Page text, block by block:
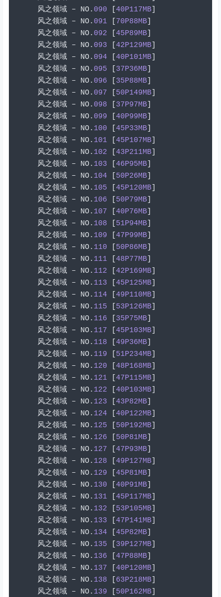
风之领域
– NO. 090 40P117MB]
风之领域
– NO. 091 70P88MB]
风之领域
– NO. 092 45P89MB]
风之领域
– NO. 093 42P129MB]
风之领域
– NO. 094 40P101MB]
风之领域
– NO. 095 37P36MB]
风之领域
– NO. 096 35P88MB]
风之领域
– NO. 097 50P149MB]
风之领域
– NO. 098 37P97MB]
风之领域
– NO. 099 40P99MB]
风之领域
– NO. 100 45P33MB]
风之领域
– NO. 101 45P107MB]
风之领域
– NO. 102 43P211MB]
风之领域
– NO. 103 46P95MB]
风之领域
– NO. 104 50P26MB]
风之领域
– NO. 105 45P120MB]
风之领域
– NO. 106 50P79MB]
风之领域
– NO. 107 40P76MB]
风之领域
– NO. 108 51P94MB]
风之领域
– NO. 109 47P99MB]
风之领域
– NO. 110 50P86MB]
风之领域
– NO. 111 48P77MB]
风之领域
– NO. 112 42P169MB]
风之领域
– NO. 113 45P125MB]
风之领域
– NO. 114 49P110MB]
风之领域
– NO. 115 53P126MB]
风之领域
– NO. 116 35P75MB]
风之领域
– NO. 117 45P103MB]
风之领域
– NO. 118 49P36MB]
风之领域
– NO. 119 51P234MB]
风之领域
– NO. 120 48P168MB]
风之领域
– NO. 121 47P115MB]
风之领域
– NO. 122 40P103MB]
风之领域
– NO. 123 43P82MB]
风之领域
– NO. 124 40P122MB]
风之领域
– NO. 125 50P192MB]
风之领域
– NO. 126 50P81MB]
风之领域
– NO. 127 47P93MB]
风之领域
– NO. 128 49P127MB]
风之领域
– NO. 129 45P81MB]
风之领域
– NO. 130 40P91MB]
风之领域
– NO. 131 45P117MB]
风之领域
– NO. 132 53P105MB]
风之领域
– NO. 133 47P141MB]
风之领域
– NO. 134 45P82MB]
风之领域
– NO. 135 39P127MB]
风之领域
– NO. 136 47P88MB]
风之领域
– NO. 137 40P120MB]
风之领域
– NO. 138 63P218MB]
风之领域
– NO. 139 50P162MB]